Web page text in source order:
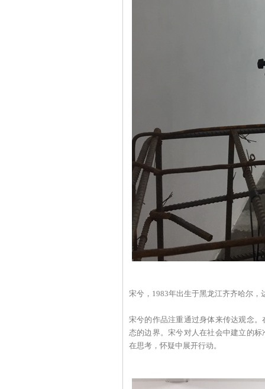
宋兮，1983年出生于黑龙江齐齐哈尔
宋兮的作品注重通过身体来传达观念
态的边界。宋兮对人在社会中建立的
在思考，怀疑中展开行动。